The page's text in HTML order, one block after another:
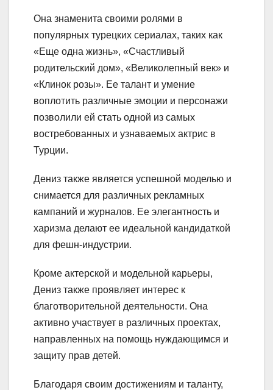
Она знаменита своими ролями в
популярных турецких сериалах, таких как
«Еще одна жизнь», «Счастливый
родительский дом», «Великолепный век» и
«Клинок розы». Ее талант и умение
воплотить различные эмоции и персонажи
позволили ей стать одной из самых
востребованных и узнаваемых актрис в
Турции.
Дениз также является успешной моделью и
снимается для различных рекламных
кампаний и журналов. Ее элегантность и
харизма делают ее идеальной кандидаткой
для фешн-индустрии.
Кроме актерской и модельной карьеры,
Дениз также проявляет интерес к
благотворительной деятельности. Она
активно участвует в различных проектах,
направленных на помощь нуждающимся и
защиту прав детей.
Благодаря своим достижениям и таланту,